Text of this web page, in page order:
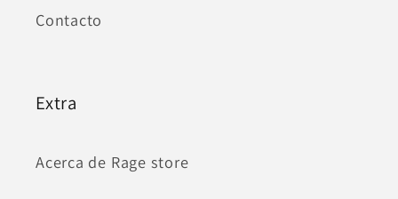
Contacto
Extra
Acerca de Rage store